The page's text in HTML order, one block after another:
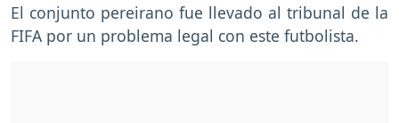
El conjunto pereirano fue llevado al tribunal de la
FIFA por un problema legal con este futbolista.